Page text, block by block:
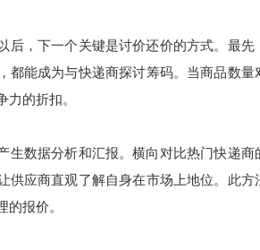
，下一个关键是讨价还价的方式。最先
都能成为与快递商探讨筹码。当商品数
力的折扣。
数据分析和汇报。横向对比热门快递商
供应商直观了解自身在市场上地位。此
的报价。